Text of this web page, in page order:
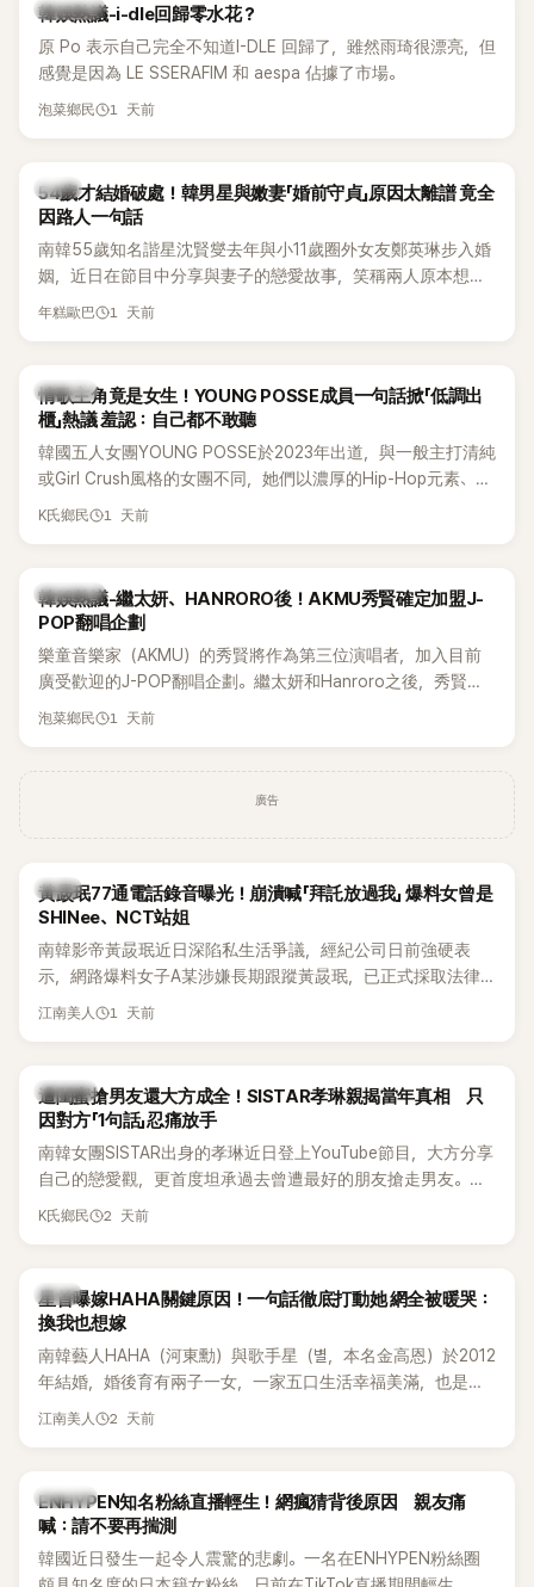
熱議討論
韓娛熱議-i-dle回歸零水花？
原 Po 表示自己完全不知道I-DLE 回歸了，雖然雨琦很漂亮，但
感覺是因為 LE SSERAFIM 和 aespa 佔據了市場。
泡菜鄉民 1 天前
韓星
54歲才結婚破處！韓男星與嫩妻「婚前守貞」原因太離譜 竟全
因路人一句話
南韓55歲知名諧星沈賢燮去年與小11歲圈外女友鄭英琳步入婚
姻，近日在節目中分享與妻子的戀愛故事，笑稱兩人原本想享
受兩人世界，沒想到站在飯店門口時竟被路人認出，還一路替
年糕歐巴 1 天前
K-POP
情歌主角竟是女生！YOUNG POSSE成員一句話掀「低調出
櫃」熱議 羞認：自己都不敢聽
韓國五人女團YOUNG POSSE於2023年出道，與一般主打清純
或Girl Crush風格的女團不同，她們以濃厚的Hip-Hop元素、自
創Rap及成員親自參與創作為特色，MV也融入美式街頭、塗
為第五代女團中極具辨識度的新生代代表之一。
K氏鄉民 1 天前
熱議討論
韓娛熱議-繼太妍、HANRORO後！AKMU秀賢確定加盟J-
POP翻唱企劃
樂童音樂家（AKMU）的秀賢將作為第三位演唱者，加入目前
廣受歡迎的J-POP翻唱企劃。繼太妍和Hanroro之後，秀賢已
獲選為第三首翻唱歌曲的主唱，並於近期完成錄音。
泡菜鄉民 1 天前
廣告
韓星
黃晸珉77通電話錄音曝光！崩潰喊「拜託放過我」 爆料女曾是
SHINee、NCT站姐
南韓影帝黃晸珉近日深陷私生活爭議，經紀公司日前強硬表
示，網路爆料女子A某涉嫌長期跟蹤黃晸珉，已正式採取法律
行動。不過，A並未停止發聲，持續透過社群平台公開爆料，反
的錄音內容，而A也首度承認自己過去曾是SHINee、NCT等偶
像團體的「站姐」，事件持續延燒。
江南美人 1 天前
K-POP
遭閨蜜搶男友還大方成全！SISTAR孝琳親揭當年真相 只
因對方「1句話」忍痛放手
南韓女團SISTAR出身的孝琳近日登上YouTube節目，大方分享
自己的戀愛觀，更首度坦承過去曾遭最好的朋友搶走男友。她
表示，當時選擇瀟灑放手，但如果同樣的事情現在再發生，「我
K氏鄉民 2 天前
韓星
星首曝嫁HAHA關鍵原因！一句話徹底打動她 網全被暖哭：
換我也想嫁
南韓藝人HAHA（河東勳）與歌手星（별，本名金高恩）於2012
年結婚，婚後育有兩子一女，一家五口生活幸福美滿，也是韓
國演藝圈公認的模範夫妻。近日，星首度公開當年決定嫁給
江南美人 2 天前
K-POP
ENHYPEN知名粉絲直播輕生！網瘋猜背後原因 親友痛
喊：請不要再揣測
韓國近日發生一起令人震驚的悲劇。一名在ENHYPEN粉絲圈